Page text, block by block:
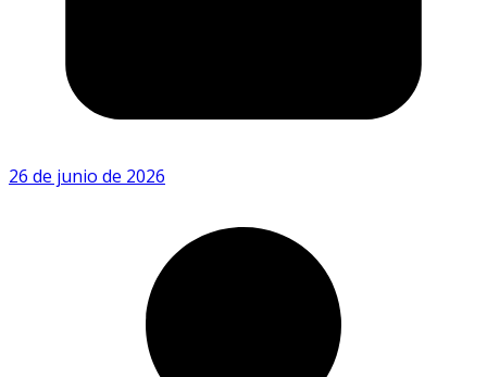
26 de junio de 2026